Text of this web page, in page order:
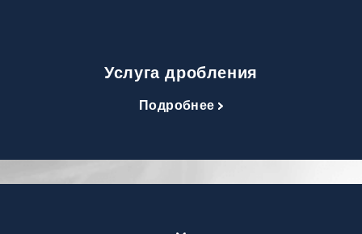
Услуга дробления
Подробнее